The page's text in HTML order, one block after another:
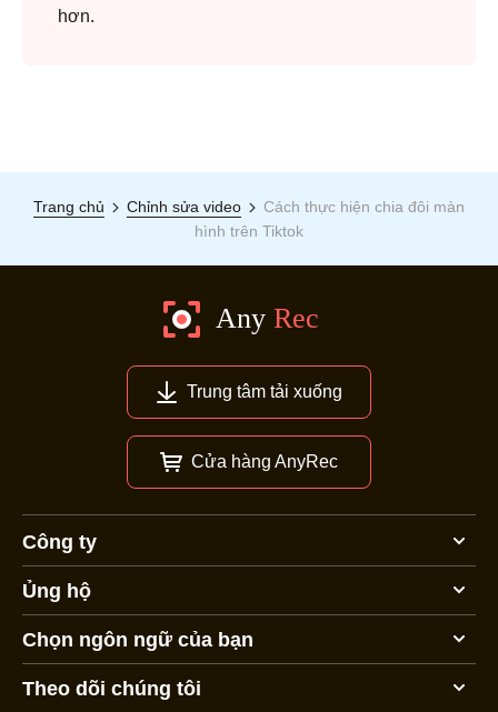
hơn.
Trang chủ Chỉnh sửa video
Cách thực hiện chia đôi màn
hình trên Tiktok
Trung tâm tải xuống
Cửa hàng AnyRec
Công ty
Ủng hộ
Chọn ngôn ngữ của bạn
Theo dõi chúng tôi